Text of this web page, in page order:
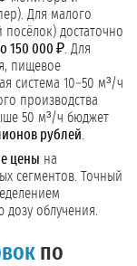
Для малого
достаточно
150 000 ₽ . Для
пищевое
система 10–50 м³/ч
производства
50 м³/ч бюджет
рублей
цены на
сегментов. Точный
облучения.
по